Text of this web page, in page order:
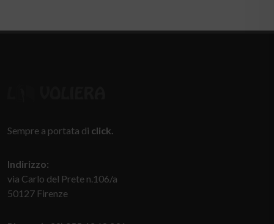
Sempre a portata di click.
Indirizzo:
via Carlo del Prete n.106/a
50127 Firenze